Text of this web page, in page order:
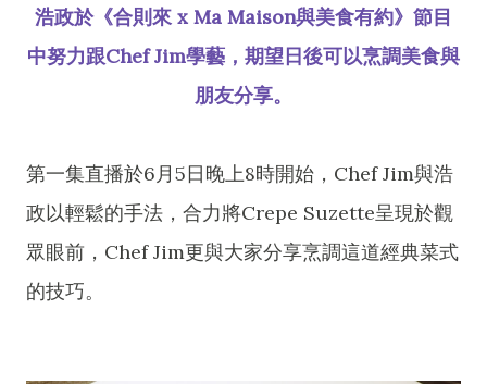
浩政於《合則來 x Ma Maison與美食有約》節目
中努力跟Chef Jim學藝，期望日後可以烹調美食與
朋友分享。
第一集直播於6月5日晚上8時開始，Chef Jim與浩
政以輕鬆的手法，合力將Crepe Suzette呈現於觀
眾眼前，Chef Jim更與大家分享烹調這道經典菜式
的技巧。